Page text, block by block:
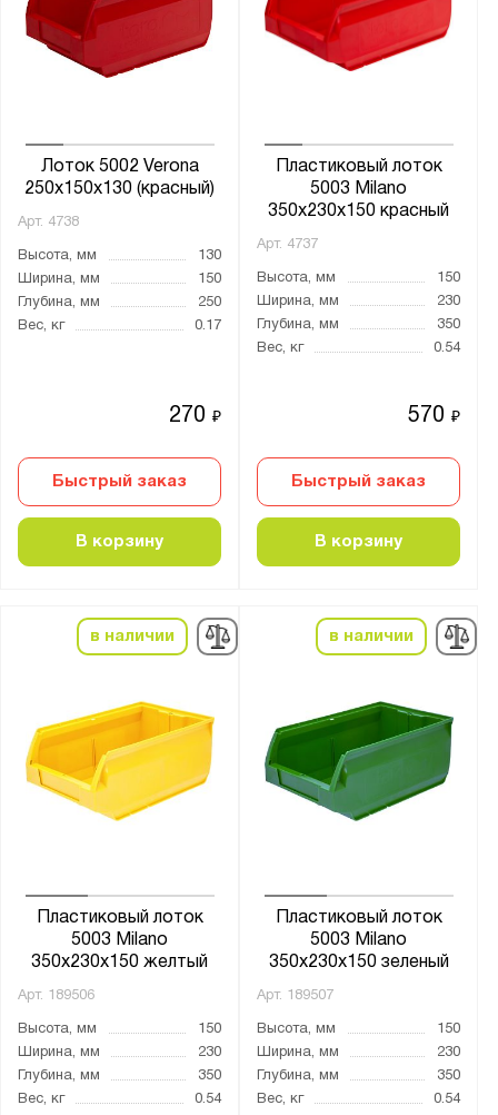
Лоток 5002 Verona
250x150x130 (красный)
Арт. 4738
Высота, мм
130
Ширина, мм
150
Глубина, мм
250
Вес, кг
0.17
270₽
Быстрый заказ
В корзину
Пластиковый лоток
5003 Milano
350х230х150 красный
Арт. 4737
Высота, мм
150
Ширина, мм
230
Глубина, мм
350
Вес, кг
0.54
570₽
Быстрый заказ
В корзину
в наличии
Пластиковый лоток
5003 Milano
350х230х150 желтый
Арт. 189506
Высота, мм
150
Ширина, мм
230
Глубина, мм
350
Вес, кг
0.54
в наличии
Пластиковый лоток
5003 Milano
350х230х150 зеленый
Арт. 189507
Высота, мм
150
Ширина, мм
230
Глубина, мм
350
Вес, кг
0.54
Полипропилен
Дно:
Диком
Практик
Logic Store
SK
Практик
Серия Б